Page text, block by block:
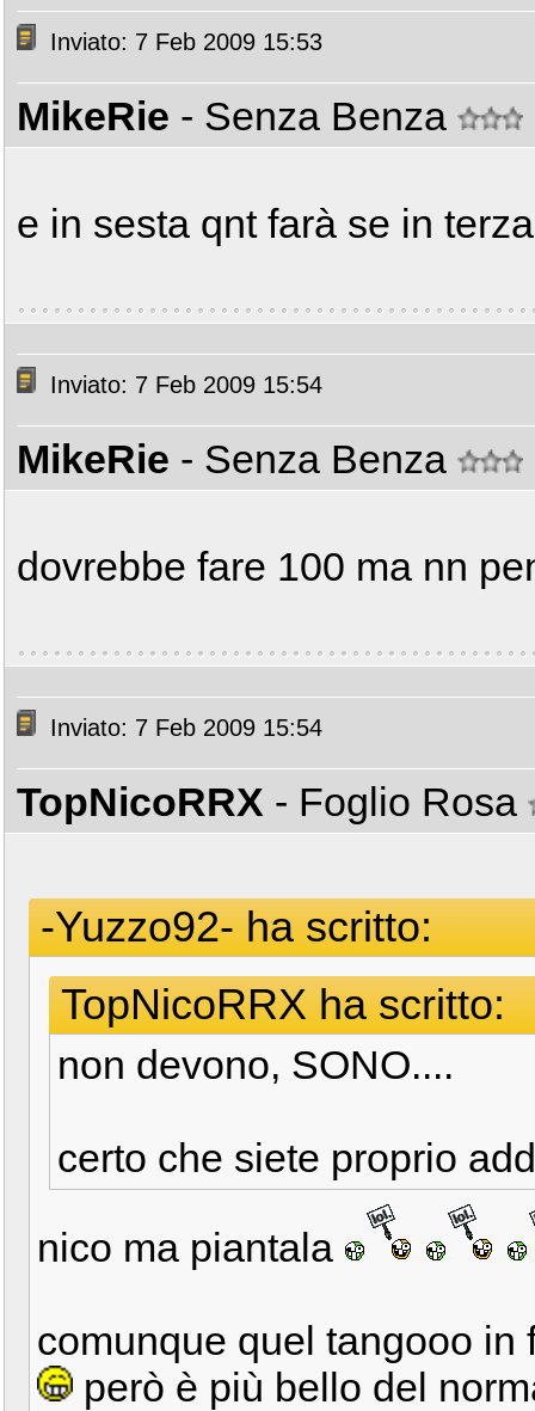
Inviato: 7 Feb 2009 15:53
MikeRie - Senza Benza
e in sesta qnt farà se in
Inviato: 7 Feb 2009 15:54
MikeRie - Senza Benza
dovrebbe fare 100 ma nn
Inviato: 7 Feb 2009 15:54
TopNicoRRX - Foglio Rosa
-Yuzzo92- ha scritto:
TopNicoRRX ha scritto:
non devono, SONO....
certo che siete proprio
nico ma piantala
comunque quel tangooo
però è più bello del